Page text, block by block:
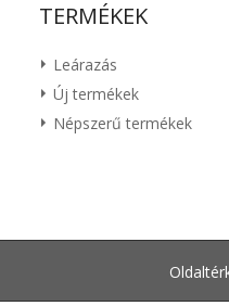
TERMÉKEK
Leárazás
Új termékek
Népszerű termékek